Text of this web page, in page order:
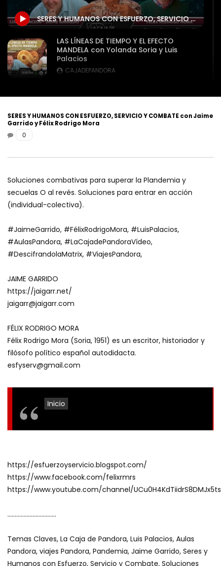
SERES Y HUMANOS CON ESFUERZO, SERVICIO Y COMBATE con Jaime Garrido y Félix Rodrigo Mora
LAS LÍNEAS DE TIEMPO Y EL EFECTO
MANDELA con Yolanda Soria y Luis
Palacios
CAJADEPANDORA
Yolanda Soria, José A. Jimenez, Nexus y
CAJADEPANDORA
Bautista, Yolanda, José,
EL SENTIDO DEL MIEDO con Yolanda Soria
y Luis Palacios
CAJADEPANDORA
CAMBIA TU VIDA, te invito a descifrar la
Metafísica China con Ana Romero
CAJADEPANDORA
LOS MAGOS NEGROS DEL PLANETA con
Endika Drame
CAJADEPANDORA
TERAPIA EN VIVO PARA ELIMINAR LA
ANSIEDAD con Isabela Delcourt
CAJADEPANDORA
PORTALES ORGÁNICOS, OTRA FORMA DE
Conexión Punto 0. Preguntas y Dudas.
Por José Antonio González Calderón
PROCESANDO NUESTRAS EMOCIONES
DENSAS: DESPIDIENDO PRIMERO EL MIEDO.
1ª PARTE con María D. Obiols
SERES Y HUMANOS CON ESFUERZO, SERVICIO Y COMBATE con Jaime
Garrido y Félix Rodrigo Mora
0
Soluciones combativas para superar la Plandemia y
secuelas O al revés. Soluciones para entrar en acción
(individual-colectiva).
#JaimeGarrido, #FélixRodrigoMora, #LuisPalacios,
#AulasPandora, #LaCajadePandoraVídeo,
#DescifrandolaMatrix, #ViajesPandora,
JAIME GARRIDO
https://jaigarr.net/
jaigarr@jaigarr.com
FÉLIX RODRIGO MORA
Félix Rodrigo Mora (Soria, 1951) es un escritor, historiador y
filósofo político español autodidacta.
esfyserv@gmail.com
Inicio
https://esfuerzoyservicio.blogspot.com/
https://www.facebook.com/felixrmrs
https://www.youtube.com/channel/
……………………………
Temas Claves, La Caja de Pandora, Luis Palacios, Aulas
Pandora, viajes Pandora, Pandemia, Jaime Garrido, Seres y
Humanos con Esfuerzo, Servicio y Combate, Soluciones